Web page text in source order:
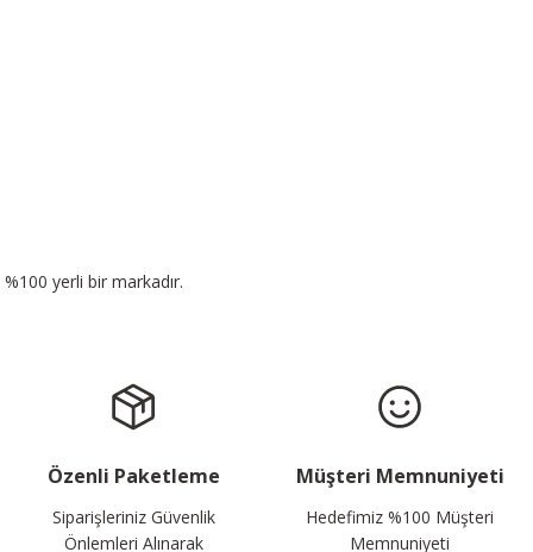
yerli bir markadır.
Özenli Paketleme
Siparişleriniz Güvenlik
Önlemleri Alınarak
Müşteri Memnuniyeti
Hedefimiz %100 Müşteri
Memnuniyeti